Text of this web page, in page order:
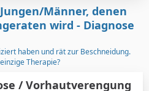
Männer, denen
wird - Diagnose
haben und rät zur Beschneidung.
Therapie?
/ Vorhautverengung